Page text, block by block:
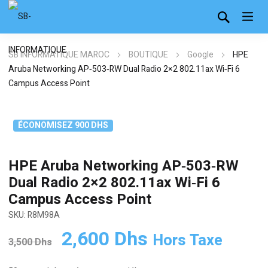
SB INFORMATIQUE MAROC BOUTIQUE Google
HPE
Aruba Networking AP‑503‑RW Dual Radio 2×2 802.11ax Wi‑Fi 6
Campus Access Point
ÉCONOMISEZ 900 DHS
HPE Aruba Networking AP‑503‑RW
Dual Radio 2×2 802.11ax Wi‑Fi 6
Campus Access Point
SKU: R8M98A
3,500Dhs Le
prix
2,600 Dhs Le
Hors Taxe